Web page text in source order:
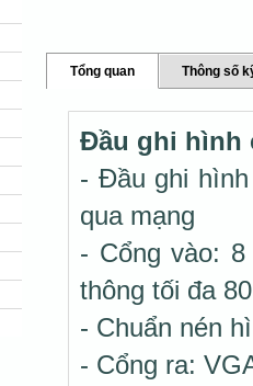
Tổng quan Thông số
Đầu ghi hình
- Đầu ghi
qua mạng
- Cổng vào:
thông tối đa
- Chuẩn nén
- Cổng ra: